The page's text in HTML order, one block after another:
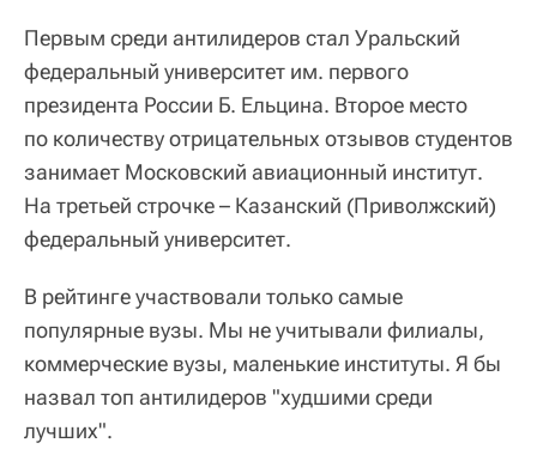
Первым среди антилидеров стал Уральский
федеральный университет им. первого
президента России Б. Ельцина. Второе место
по количеству отрицательных отзывов студентов
занимает Московский авиационный институт.
На третьей строчке – Казанский (Приволжский)
федеральный университет.
В рейтинге участвовали только самые
популярные вузы. Мы не учитывали филиалы,
коммерческие вузы, маленькие институты. Я бы
назвал топ антилидеров "худшими среди
лучших".